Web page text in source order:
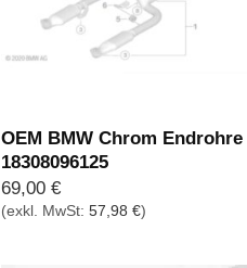
OEM BMW Chrom Endrohre
18308096125
69,00 €
(exkl. MwSt: 57,98 €)